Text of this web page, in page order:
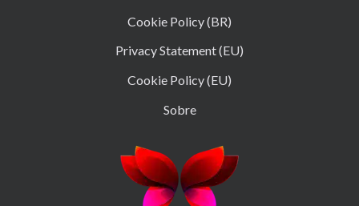
Cookie Policy (BR)
Privacy Statement (EU)
Cookie Policy (EU)
Sobre